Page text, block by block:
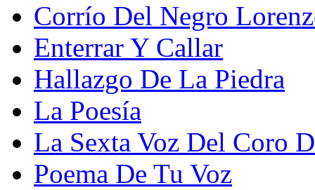
Corrío Del Negro
Enterrar Y Callar
Hallazgo De La Piedra
La Poesía
La Sexta Voz Del Coro
Poema De Tu Voz